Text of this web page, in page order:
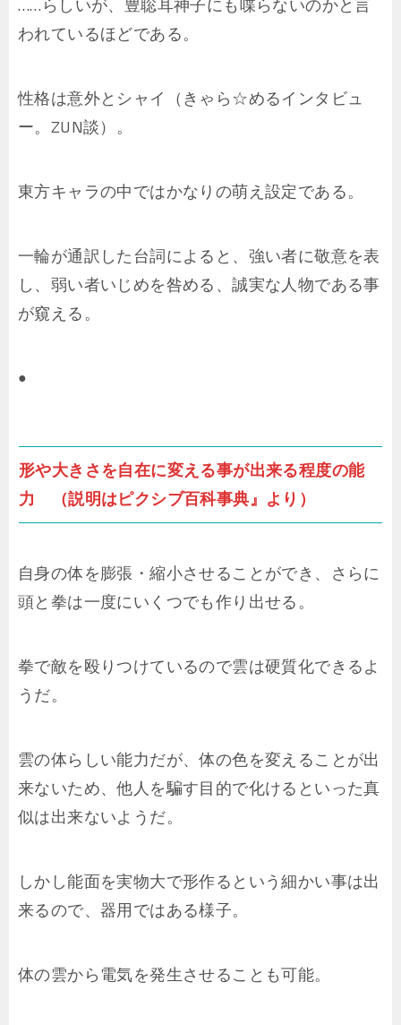
われているほどである。
性格は意外とシャイ（きゃら☆めるインタビュ
ー。ZUN談）。
東方キャラの中ではかなりの萌え設定である。
一輪が通訳した台詞によると、強い者に敬意を表
し、弱い者いじめを咎める、誠実な人物である事
が窺える。
●
形や大きさを自在に変える事が出来る程度の能
力 （説明はピクシブ百科事典』より）
自身の体を膨張・縮小させることができ、さらに
頭と拳は一度にいくつでも作り出せる。
拳で敵を殴りつけているので雲は硬質化できるよ
うだ。
雲の体らしい能力だが、体の色を変えることが出
来ないため、他人を騙す目的で化けるといった真
似は出来ないようだ。
しかし能面を実物大で形作るという細かい事は出
来るので、器用ではある様子。
体の雲から電気を発生させることも可能。